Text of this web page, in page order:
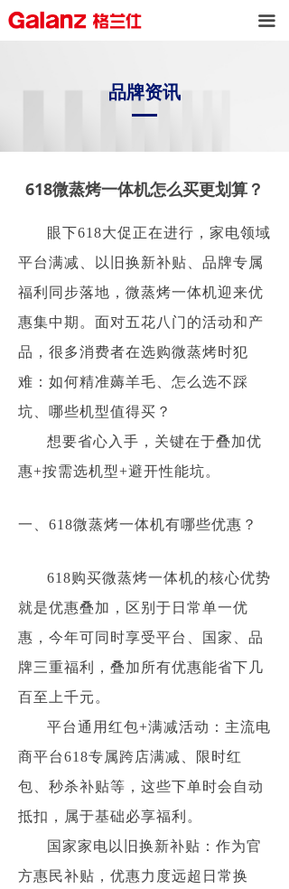
끀
618微蒸烤一体机怎么买更划算？
眼下618大促正在进行，家电领域
平台满减、以旧换新补贴、品牌专属
福利同步落地，微蒸烤一体机迎来优
惠集中期。面对五花八门的活动和产
品，很多消费者在选购微蒸烤时犯
难：如何精准薅羊毛、怎么选不踩
坑、哪些机型值得买？
想要省心入手，关键在于叠加优
惠+按需选机型+避开性能坑。
一、618微蒸烤一体机有哪些优惠？
618购买微蒸烤一体机的核心优势
就是优惠叠加，区别于日常单一优
惠，今年可同时享受平台、国家、品
牌三重福利，叠加所有优惠能省下几
百至上千元。
平台通用红包+满减活动：主流电
商平台618专属跨店满减、限时红
包、秒杀补贴等，这些下单时会自动
抵扣，属于基础必享福利。
国家家电以旧换新补贴：作为官
方惠民补贴，优惠力度远超日常换
品牌资讯